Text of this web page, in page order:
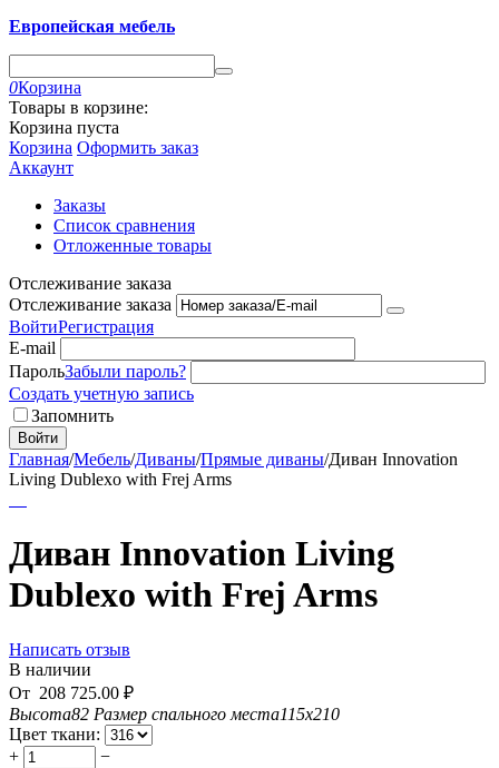
Европейская мебель
0Корзина
Товары в корзине:
Корзина пуста
Корзина Оформить заказ
Аккаунт
Заказы
Список сравнения
Отложенные товары
Отслеживание заказа
Отслеживание заказа
ВойтиРегистрация
E-mail
ПарольЗабыли пароль?
Создать учетную запись
Запомнить
Войти
Главная/Мебель/Диваны/Прямые диваны/Диван Innovation
Living Dublexo with Frej Arms
Диван Innovation Living
Dublexo with Frej Arms
Написать отзыв
В наличии
От 208 725.00 ₽
Высота82 Размер спального места115х210
Цвет ткани:
+
−